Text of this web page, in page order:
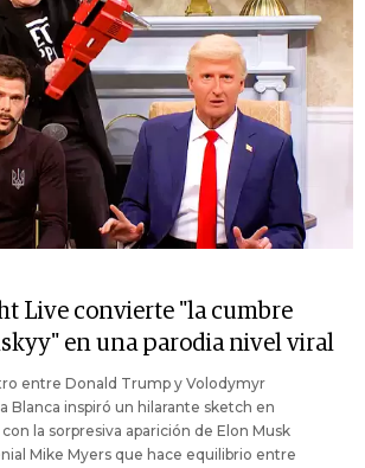
Live convierte "la cumbre
en una parodia nivel viral
entre Donald Trump y Volodymyr
Blanca inspiró un hilarante sketch en
la sorpresiva aparición de Elon Musk
Mike Myers que hace equilibrio entre